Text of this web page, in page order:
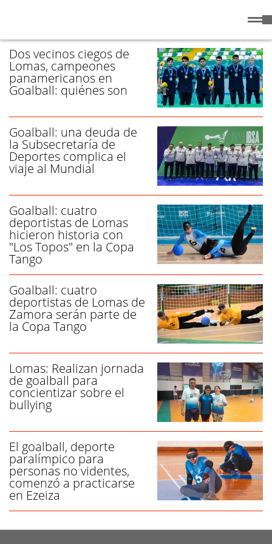
Dos vecinos ciegos de
Lomas, campeones
panamericanos en
Goalball: quiénes son
Goalball: una deuda de
la Subsecretaría de
Deportes complica el
viaje al Mundial
Goalball: cuatro
deportistas de Lomas
hicieron historia con
"Los Topos" en la Copa
Tango
Goalball: cuatro
deportistas de Lomas de
Zamora serán parte de
la Copa Tango
Lomas: Realizan jornada
de goalball para
concientizar sobre el
bullying
El goalball, deporte
paralímpico para
personas no videntes,
comenzó a practicarse
en Ezeiza